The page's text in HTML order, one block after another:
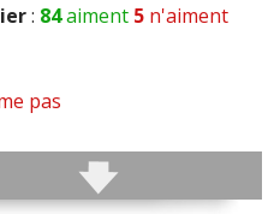
: 84aiment 5 n'aiment
pas